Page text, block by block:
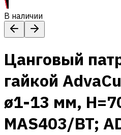
В наличии
Цанговый
гайкой
ø1-13 мм,
MAS403/BT;